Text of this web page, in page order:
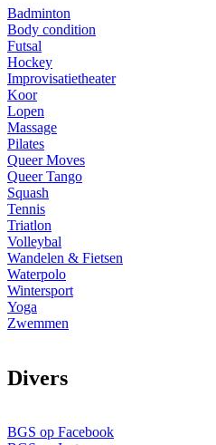
Badminton
Body condition
Futsal
Hockey
Improvisatietheater
Koor
Lopen
Massage
Pilates
Queer Moves
Queer Tango
Squash
Tennis
Triatlon
Volleybal
Wandelen & Fietsen
Waterpolo
Wintersport
Yoga
Zwemmen
Divers
BGS op Facebook